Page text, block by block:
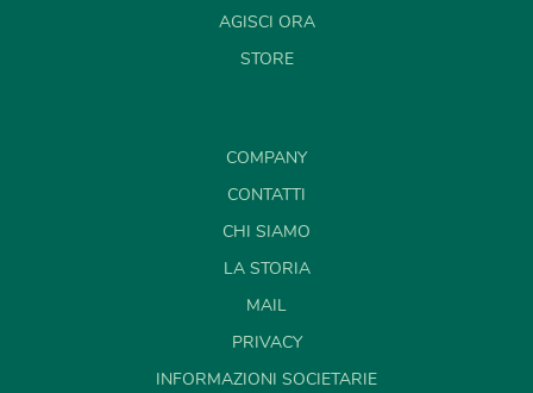
AGISCI ORA
STORE
COMPANY
CONTATTI
CHI SIAMO
LA STORIA
MAIL
PRIVACY
INFORMAZIONI SOCIETARIE